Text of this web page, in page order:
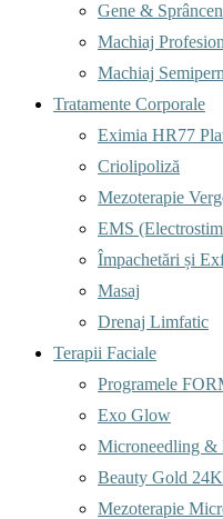
Gene &
Machiaj
Machiaj
Tratamente Corporale
Eximia HR77
Criolipoliză
Mezoterapie
EMS
Împachetări și
Masaj
Drenaj Limfatic
Terapii Faciale
Programele
Exo Glow
Microneedling &
Beauty Gold
Mezoterapie